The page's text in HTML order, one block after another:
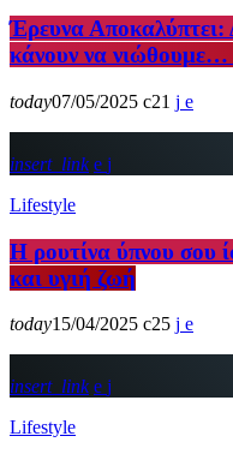
Έρευνα Αποκαλύπτει:
κάνουν να νιώθουμε…
today07/05/2025 21
insert_link
Lifestyle
Η ρουτίνα ύπνου σου
και υγιή ζωή
today15/04/2025 25
insert_link
Lifestyle